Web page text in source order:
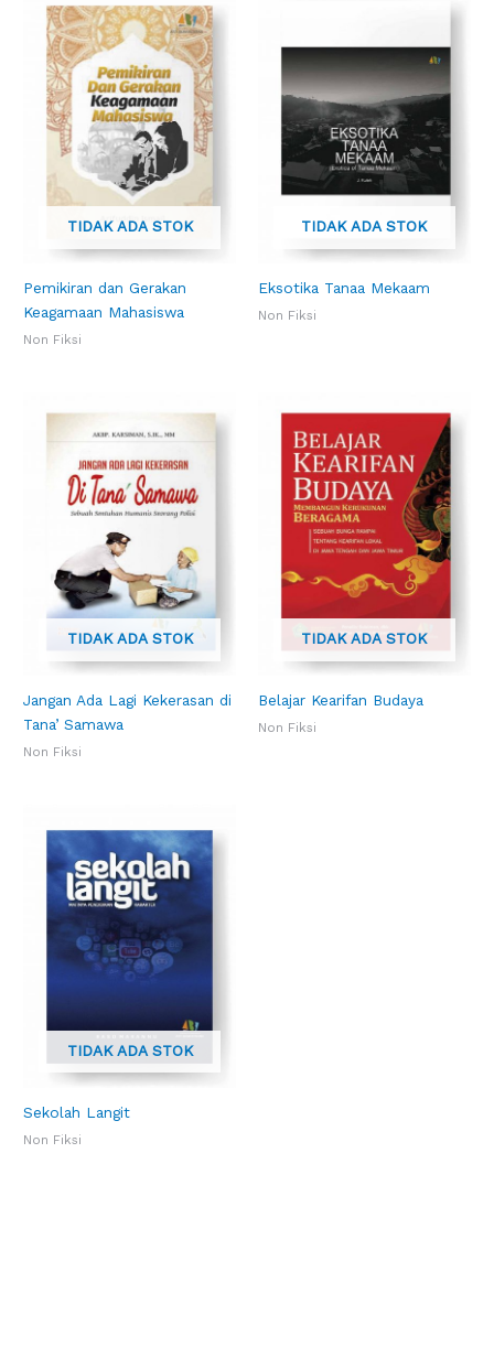
TIDAK ADA STOK
Pemikiran dan Gerakan
Keagamaan Mahasiswa
Non Fiksi
TIDAK ADA STOK
Eksotika Tanaa Mekaam
Non Fiksi
TIDAK ADA STOK
Jangan Ada Lagi Kekerasan di
Tana’ Samawa
Non Fiksi
TIDAK ADA STOK
Belajar Kearifan Budaya
Non Fiksi
TIDAK ADA STOK
Sekolah Langit
Non Fiksi